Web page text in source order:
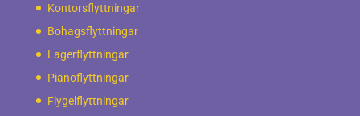
Kontorsflyttningar
Bohagsflyttningar
Lagerflyttningar
Pianoflyttningar
Flygelflyttningar